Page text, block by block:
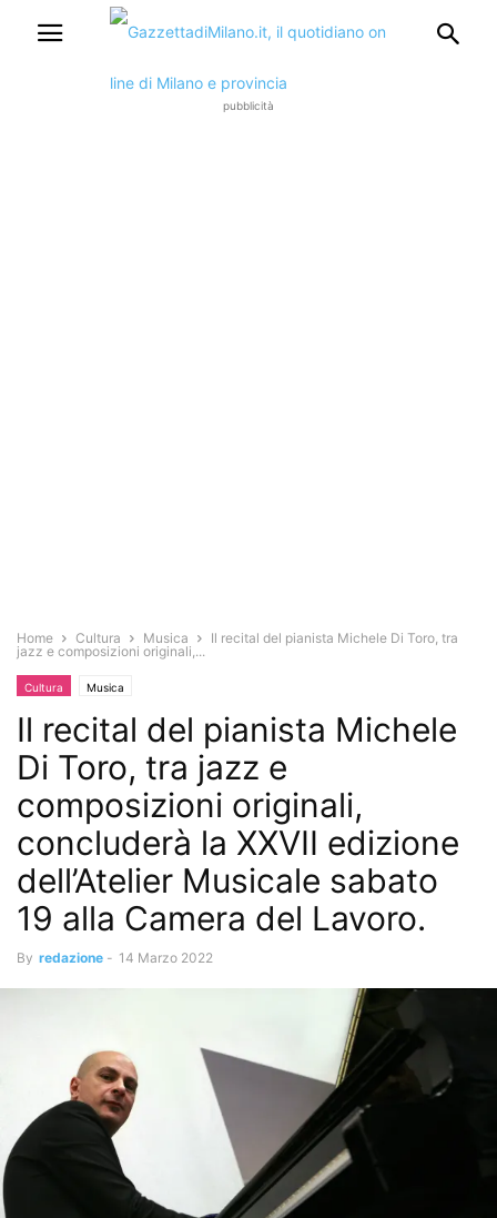
pubblicità
Home Cultura Musica
Il recital del pianista Michele Di Toro, tra
jazz e composizioni originali,...
Cultura Musica
Il recital del pianista Michele
Di Toro, tra jazz e
composizioni originali,
concluderà la XXVII edizione
dell’Atelier Musicale sabato
19 alla Camera del Lavoro.
By redazione - 14 Marzo 2022